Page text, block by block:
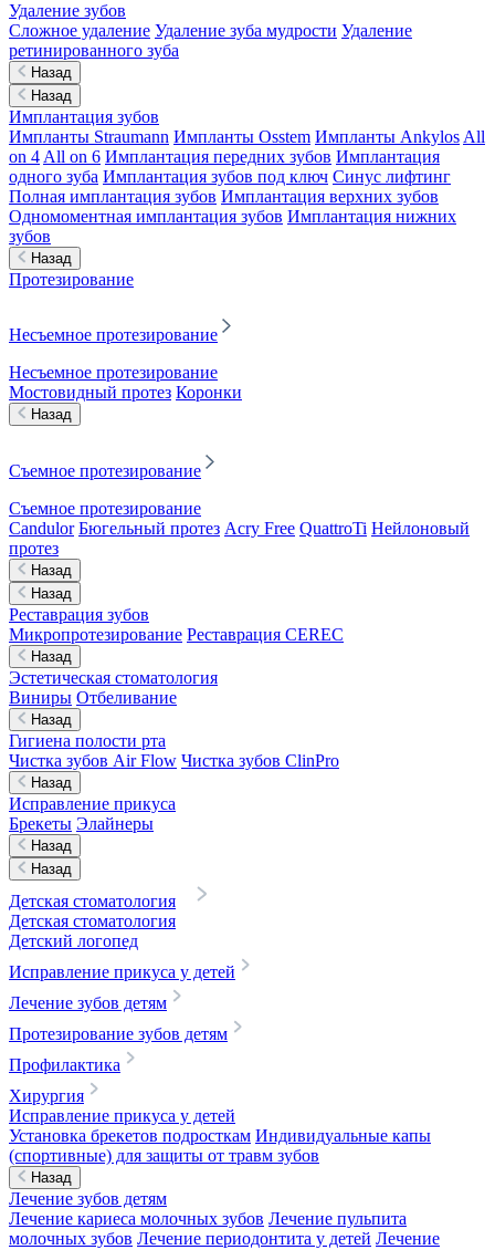
Удаление зубов
Сложное удаление Удаление зуба мудрости Удаление
ретинированного зуба
Назад
Назад
Имплантация зубов
Импланты Straumann Импланты Osstem Импланты Ankylos All
on 4 All on 6 Имплантация передних зубов Имплантация
одного зуба Имплантация зубов под ключ Синус лифтинг
Полная имплантация зубов Имплантация верхних зубов
Одномоментная имплантация зубов Имплантация нижних
зубов
Назад
Протезирование
Несъемное протезирование
Несъемное протезирование
Мостовидный протез Коронки
Назад
Съемное протезирование
Съемное протезирование
Candulor Бюгельный протез Acry Free QuattroTi Нейлоновый
протез
Назад
Назад
Реставрация зубов
Микропротезирование Реставрация CEREC
Назад
Эстетическая стоматология
Виниры Отбеливание
Назад
Гигиена полости рта
Чистка зубов Air Flow Чистка зубов ClinPro
Назад
Исправление прикуса
Брекеты Элайнеры
Назад
Назад
Детская стоматология
Детская стоматология
Детский логопед
Исправление прикуса у детей
Лечение зубов детям
Протезирование зубов детям
Профилактика
Хирургия
Исправление прикуса у детей
Установка брекетов подросткам Индивидуальные капы
(спортивные) для защиты от травм зубов
Назад
Лечение зубов детям
Лечение кариеса молочных зубов Лечение пульпита
молочных зубов Лечение периодонтита у детей Лечение